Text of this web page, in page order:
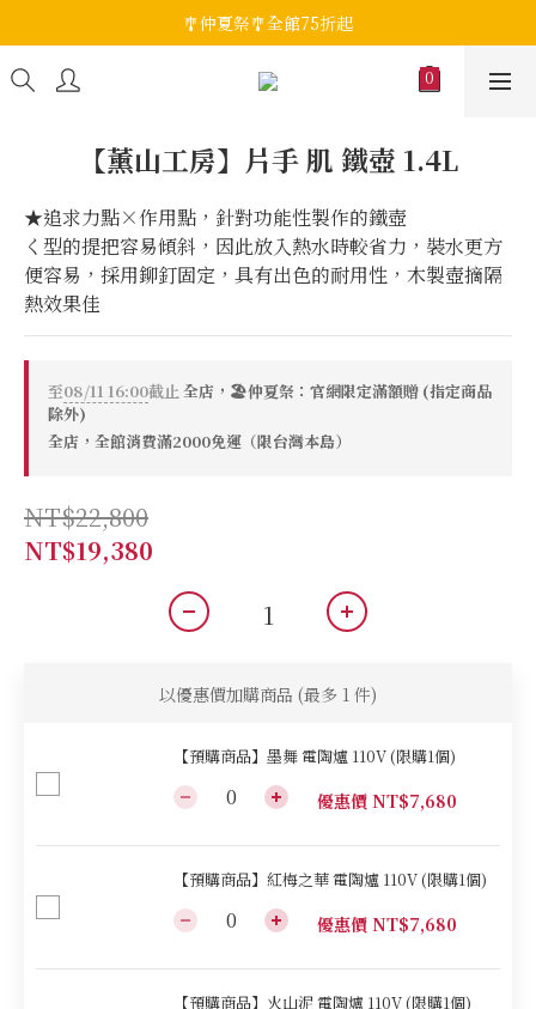
🎐仲夏祭🎐全館75折起
【薰山工房】片手 肌 鐵壺 1.4L
★追求力點×作用點，針對功能性製作的鐵壺
く型的提把容易傾斜，因此放入熱水時較省力，裝水更方
便容易，採用鉚釘固定，具有出色的耐用性，木製壺摘隔
熱效果佳
至08/11 16:00截止 全店，🏖️仲夏祭：官網限定滿額贈 (指定商品
除外)
全店，全館消費滿2000免運（限台灣本島）
NT$22,800
NT$19,380
以優惠價加購商品 (最多 1 件)
【預購商品】墨舞 電陶爐 110V (限購1個)
優惠價 NT$7,680
【預購商品】紅梅之華 電陶爐 110V (限購1個)
優惠價 NT$7,680
【預購商品】火山泥 電陶爐 110V (限購1個)